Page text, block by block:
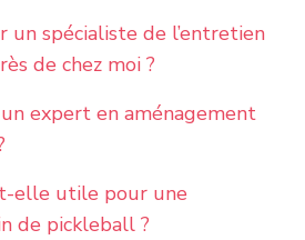
un spécialiste de l’entretien
de chez moi ?
expert en aménagement
elle utile pour une
de pickleball ?